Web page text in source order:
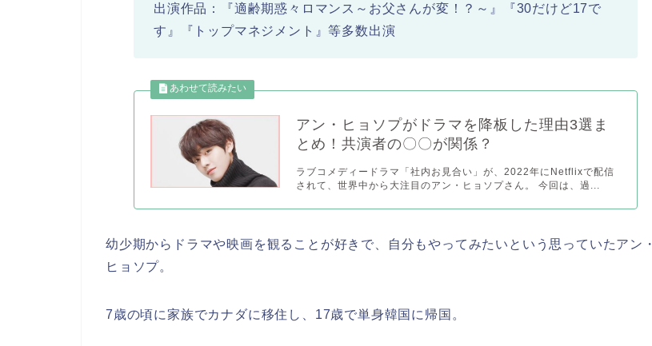
出演作品：『適齢期惑々ロマンス～お父さんが変！？～』『30だけど17で
す』『トップマネジメント』等多数出演
アン・ヒョソプがドラマを降板した理由3選ま
とめ！共演者の〇〇が関係？
ラブコメディードラマ「社内お見合い」が、2022年にNetflixで配信
されて、世界中から大注目のアン・ヒョソプさん。 今回は、過...
幼少期からドラマや映画を観ることが好きで、自分もやってみたいという思っていたアン・
ヒョソプ。
7歳の頃に家族でカナダに移住し、17歳で単身韓国に帰国。